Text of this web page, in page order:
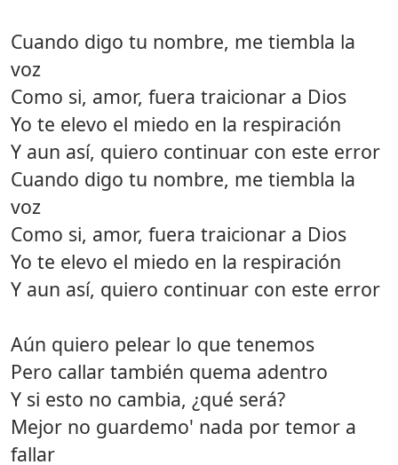
Cuando digo tu nombre, me tiembla la
voz
Como si, amor, fuera traicionar a Dios
Yo te elevo el miedo en la respiración
Y aun así, quiero continuar con este error
Cuando digo tu nombre, me tiembla la
voz
Como si, amor, fuera traicionar a Dios
Yo te elevo el miedo en la respiración
Y aun así, quiero continuar con este error
Aún quiero pelear lo que tenemos
Pero callar también quema adentro
Y si esto no cambia, ¿qué será?
Mejor no guardemo' nada por temor a
fallar